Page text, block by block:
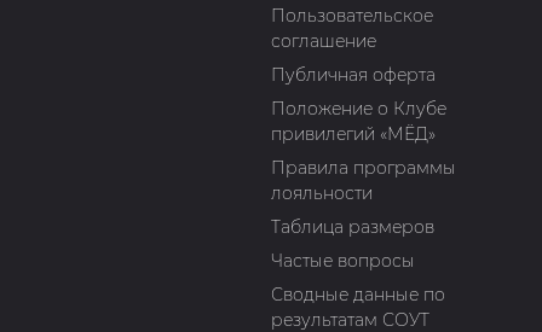
Пользовательское
соглашение
Публичная оферта
Положение о Клубе
привилегий «МЁД»
Правила программы
лояльности
Таблица размеров
Частые вопросы
Сводные данные по
результатам СОУТ